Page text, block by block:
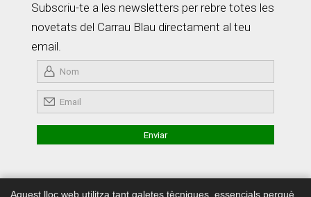
Subscriu-te a les newsletters per rebre totes les
novetats del Carrau Blau directament al teu
email.
Aquest lloc web utilitza tant galetes tècniques, essencials perquè